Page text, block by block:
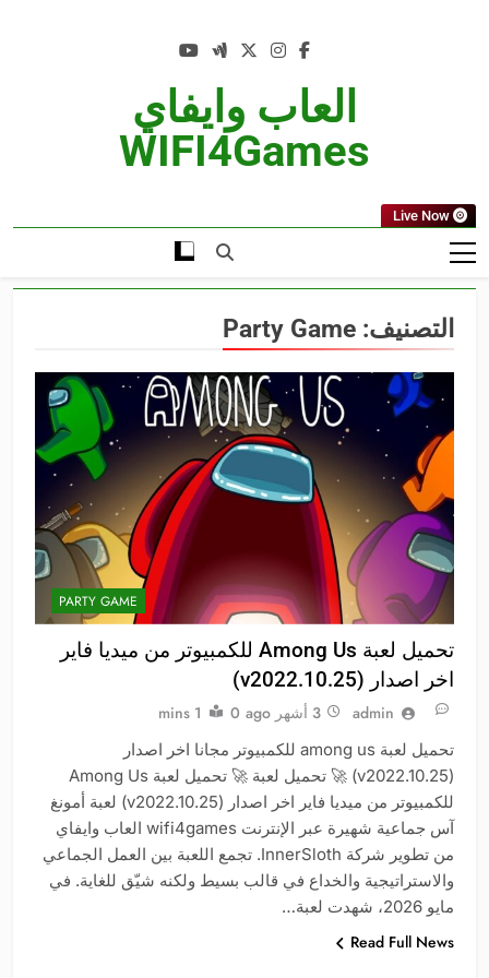
العاب وايفاي
WIFI4Games
Live Now
التصنيف: Party Game
PARTY GAME
تحميل لعبة Among Us للكمبيوتر من ميديا فاير
اخر اصدار (v2022.10.25)
admin 3 أشهر ago 0
1 mins
تحميل لعبة among us للكمبيوتر مجانا اخر اصدار
(v2022.10.25) 🚀 تحميل لعبة 🚀 تحميل لعبة Among Us
للكمبيوتر من ميديا فاير اخر اصدار (v2022.10.25) لعبة أمونغ
آس جماعية شهيرة عبر الإنترنت wifi4games العاب وايفاي
من تطوير شركة InnerSloth. تجمع اللعبة بين العمل الجماعي
والاستراتيجية والخداع في قالب بسيط ولكنه شيّق للغاية. في
مايو 2026، شهدت لعبة…
Read Full News